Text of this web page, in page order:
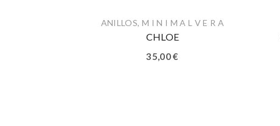
ANILLOS, M I N I M A L V E R A
CHLOE
35,00€